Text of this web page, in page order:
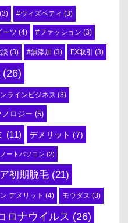
(3) #ウィズペティ (3)
ーツ (4) #ファッション (3)
(3) #無添加 (3) FX取引 (3)
(26)
ラインビジネス (3)
ノロジー (5)
(11) デメリット (7)
ノートパソコン (2)
初期脱毛 (21)
デメリット (4) モウダス (3)
ロナウイルス (26)